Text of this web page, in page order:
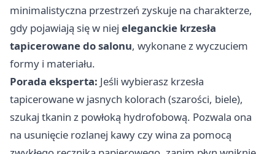
minimalistyczna przestrzeń zyskuje na charakterze,
gdy pojawiają się w niej eleganckie krzesła
tapicerowane do salonu, wykonane z wyczuciem
formy i materiału.
Porada eksperta: Jeśli wybierasz krzesła
tapicerowane w jasnych kolorach (szarości, biele),
szukaj tkanin z powłoką hydrofobową. Pozwala ona
na usunięcie rozlanej kawy czy wina za pomocą